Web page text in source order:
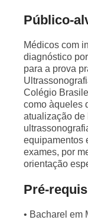
Público-
Médicos com
diagnóstico
para a prova
Colégio
como àqueles
atualização de
equipamentos
exames, por
orientação
Pré-
• Bacharel em